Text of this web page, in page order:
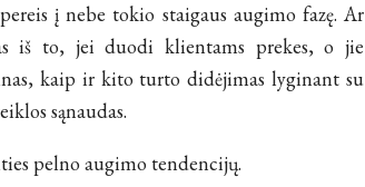
į nebe tokio staigaus augimo fazę. Ar
iš to, jei duodi klientams prekes, o jie
kaip ir kito turto didėjimas lyginant su
sąnaudas.
pelno augimo tendencijų.